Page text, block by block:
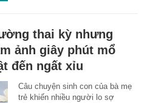
thai kỳ nhưng
ảnh giây phút mổ
đến ngất xỉu
Câu chuyện sinh con của bà mẹ
trẻ khiến nhiều người lo sợ